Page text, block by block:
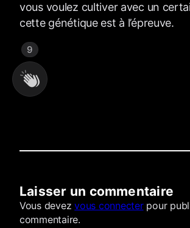
vous voulez cultiver avec un
cette génétique est à l’épreuve.
9
Commentaires
Laisser un commentaire
Vous devezvous connecterpour
commentaire.